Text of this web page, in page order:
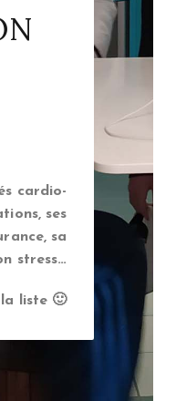
cardio-
ses
sa
stress…
liste 🙂